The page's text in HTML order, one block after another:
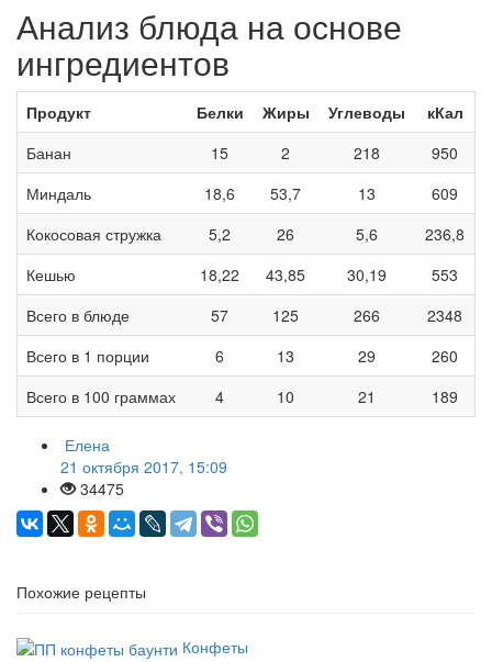
Анализ блюда на основе
ингредиентов
Продукт Белки Жиры Углеводы
кКал
Банан
15 2 218
950
Миндаль
18,6 53,7 13
609
Кокосовая стружка
5,2 26 5,6
236,8
Кешью
18,22 43,85 30,19
553
Всего в блюде
57 125 266
2348
Всего в 1 порции
6 13 29
260
Всего в 100 граммах
4 10 21 189
Елена
21 октября 2017, 15:09
34475
Похожие рецепты
Конфеты